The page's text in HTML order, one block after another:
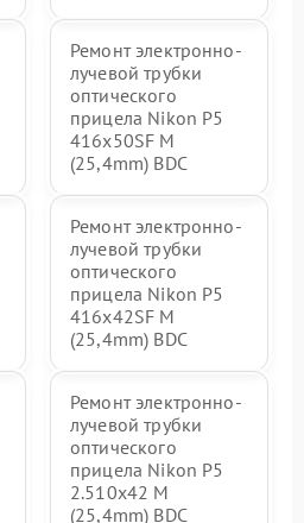
Ремонт электронно-
лучевой трубки
оптического
прицела Nikon P5
416x50SF M
(25,4mm) BDC
Ремонт электронно-
лучевой трубки
оптического
прицела Nikon P5
416x42SF M
(25,4mm) BDC
Ремонт электронно-
лучевой трубки
оптического
прицела Nikon P5
2.510x42 M
(25,4mm) BDC